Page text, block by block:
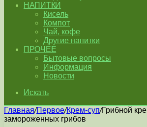
НАПИТКИ
Кисель
Компот
Чай, кофе
Другие напитки
ПРОЧЕЕ
Бытовые вопросы
Информация
Новости
Искать
Главная/Первое/Крем-суп/Грибной
замороженных грибов